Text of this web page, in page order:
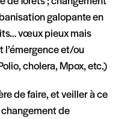
galopante en
vœux pieux mais
l’émergence et/ou
cholera, Mpox, etc.)
de faire, et veiller à ce
de